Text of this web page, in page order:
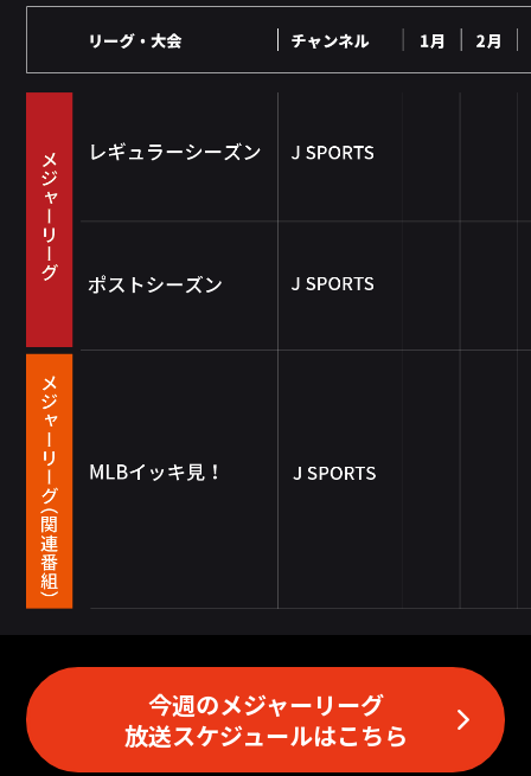
今週のメジャーリーグ
放送スケジュールはこちら